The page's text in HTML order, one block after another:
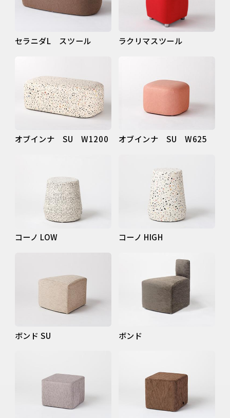
セラニダL スツール ラクリマスツール
オブインナ SU W1200 オブインナ SU W625
コーノ LOW コーノ HIGH
ボンド SU ボンド